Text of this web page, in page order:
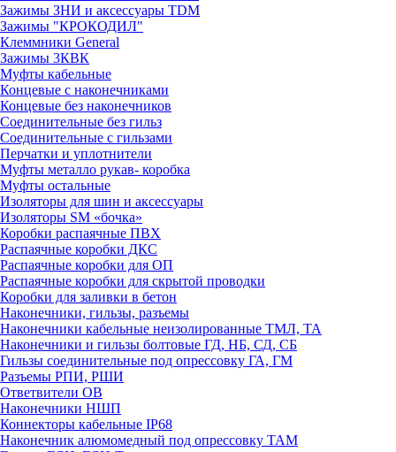
Зажимы ЗНИ и аксессуары TDM
Зажимы "КРОКОДИЛ"
Клеммники General
Зажимы 3КВК
Муфты кабельные
Концевые с наконечниками
Концевые без наконечников
Соединительные без гильз
Соединительные с гильзами
Перчатки и уплотнители
Муфты металло рукав- коробка
Муфты остальные
Изоляторы для шин и аксессуары
Изоляторы SM «бочка»
Коробки распаячные ПВХ
Распаячные коробки ДКС
Распаячные коробки для ОП
Распаячные коробки для скрытой проводки
Коробки для заливки в бетон
Наконечники, гильзы, разъемы
Наконечники кабельные неизолированные ТМЛ, ТА
Наконечники и гильзы болтовые ГД, НБ, СД, СБ
Гильзы соединительные под опрессовку ГА, ГМ
Разъемы РПИ, РШИ
Ответвители ОВ
Наконечники НШП
Коннекторы кабельные IP68
Наконечник алюмомедный под опрессовку ТАМ